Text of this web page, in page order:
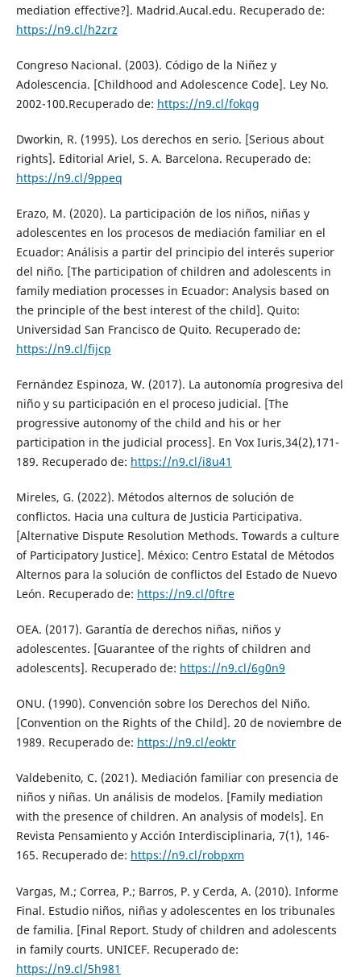
mediation effective?]. Madrid.Aucal.edu. Recuperado de:
https://n9.cl/h2zrz
Congreso Nacional. (2003). Código de la Niñez y
Adolescencia. [Childhood and Adolescence Code]. Ley No.
2002-100.Recuperado de: https://n9.cl/fokqg
Dworkin, R. (1995). Los derechos en serio. [Serious about
rights]. Editorial Ariel, S. A. Barcelona. Recuperado de:
https://n9.cl/9ppeq
Erazo, M. (2020). La participación de los niños, niñas y
adolescentes en los procesos de mediación familiar en el
Ecuador: Análisis a partir del principio del interés superior
del niño. [The participation of children and adolescents in
family mediation processes in Ecuador: Analysis based on
the principle of the best interest of the child]. Quito:
Universidad San Francisco de Quito. Recuperado de:
https://n9.cl/fijcp
Fernández Espinoza, W. (2017). La autonomía progresiva del
niño y su participación en el proceso judicial. [The
progressive autonomy of the child and his or her
participation in the judicial process]. En Vox Iuris,34(2),171-
189. Recuperado de: https://n9.cl/i8u41
Mireles, G. (2022). Métodos alternos de solución de
conflictos. Hacia una cultura de Justicia Participativa.
[Alternative Dispute Resolution Methods. Towards a culture
of Participatory Justice]. México: Centro Estatal de Métodos
Alternos para la solución de conflictos del Estado de Nuevo
León. Recuperado de: https://n9.cl/0ftre
OEA. (2017). Garantía de derechos niñas, niños y
adolescentes. [Guarantee of the rights of children and
adolescents]. Recuperado de: https://n9.cl/6g0n9
ONU. (1990). Convención sobre los Derechos del Niño.
[Convention on the Rights of the Child]. 20 de noviembre de
1989. Recuperado de: https://n9.cl/eoktr
Valdebenito, C. (2021). Mediación familiar con presencia de
niños y niñas. Un análisis de modelos. [Family mediation
with the presence of children. An analysis of models]. En
Revista Pensamiento y Acción Interdisciplinaria, 7(1), 146-
165. Recuperado de: https://n9.cl/robpxm
Vargas, M.; Correa, P.; Barros, P. y Cerda, A. (2010). Informe
Final. Estudio niños, niñas y adolescentes en los tribunales
de familia. [Final Report. Study of children and adolescents
in family courts. UNICEF. Recuperado de:
https://n9.cl/5h981